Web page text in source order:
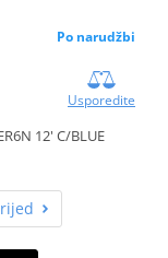
Po narudžbi
Usporedite
12' C/BLUE